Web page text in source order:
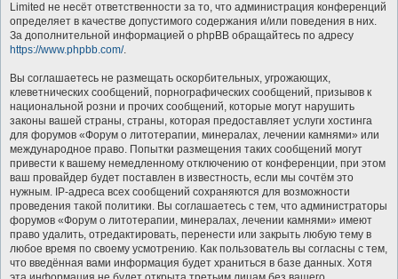
Limited не несёт ответственности за то, что администрация конференций
определяет в качестве допустимого содержания и/или поведения в них.
За дополнительной информацией о phpBB обращайтесь по адресу
https://www.phpbb.com/.
Вы соглашаетесь не размещать оскорбительных, угрожающих,
клеветнических сообщений, порнографических сообщений, призывов к
национальной розни и прочих сообщений, которые могут нарушить
законы вашей страны, страны, которая предоставляет услуги хостинга
для форумов «Форум о литотерапии, минералах, лечении камнями» или
международное право. Попытки размещения таких сообщений могут
привести к вашему немедленному отключению от конференции, при этом
ваш провайдер будет поставлен в известность, если мы сочтём это
нужным. IP-адреса всех сообщений сохраняются для возможности
проведения такой политики. Вы соглашаетесь с тем, что администраторы
форумов «Форум о литотерапии, минералах, лечении камнями» имеют
право удалить, отредактировать, перенести или закрыть любую тему в
любое время по своему усмотрению. Как пользователь вы согласны с тем,
что введённая вами информация будет храниться в базе данных. Хотя